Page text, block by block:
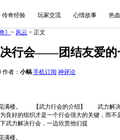
传奇经验 玩家交流 心情故事 热
》 > 风云 > 正文
行会——团结友爱的
作者： 小蜗 手机订阅 神评论
楼。 【武力行会的介绍】 武力解决成
良好的组织才是一个行会强大的关键，而
武力解决行会，一边欣赏他们提
楼。